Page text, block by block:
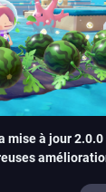
mise à jour